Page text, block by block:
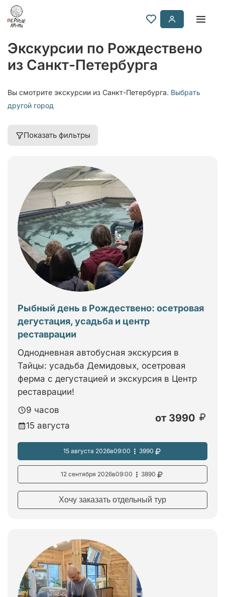
Экскурсии по Рождествено
из Санкт-Петербурга
Вы смотрите экскурсии из Санкт-Петербурга. Выбрать
другой город
Показать фильтры
Рыбный день в Рождествено: осетровая
дегустация, усадьба и центр
реставрации
Однодневная автобусная экскурсия в
Тайцы: усадьба Демидовых, осетровая
ферма с дегустацией и экскурсия в Центр
реставрации!
9 часов
15 августа
от 3990
15 августа 2026в09:00 3990
12 сентября 2026в09:00 3890
Хочу заказать отдельный тур